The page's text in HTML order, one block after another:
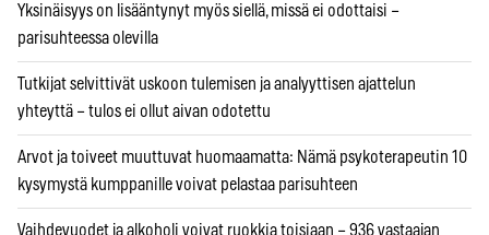
Yksinäisyys on lisääntynyt myös siellä, missä ei odottaisi –
parisuhteessa olevilla
Tutkijat selvittivät uskoon tulemisen ja analyyttisen ajattelun
yhteyttä – tulos ei ollut aivan odotettu
Arvot ja toiveet muuttuvat huomaamatta: Nämä psykoterapeutin 10
kysymystä kumppanille voivat pelastaa parisuhteen
Vaihdevuodet ja alkoholi voivat ruokkia toisiaan – 936 vastaajan